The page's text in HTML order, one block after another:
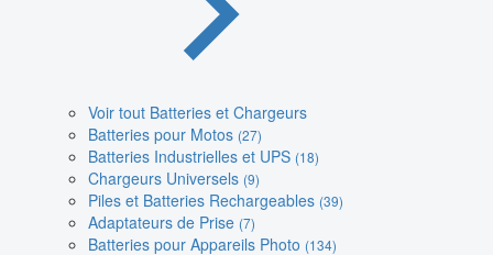
Voir tout Batteries et Chargeurs
Batteries pour Motos (27)
Batteries Industrielles et UPS (18)
Chargeurs Universels (9)
Piles et Batteries Rechargeables (39)
Adaptateurs de Prise (7)
Batteries pour Appareils Photo (134)